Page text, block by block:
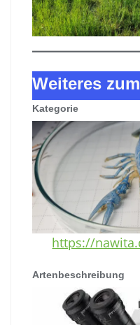
Weiteres
Kategorie
https://
Artenbeschreibung